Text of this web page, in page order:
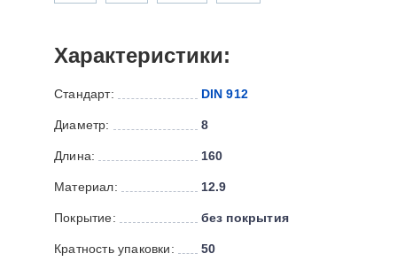
Характеристики:
Стандарт: DIN 912
Диаметр: 8
Длина: 160
Материал: 12.9
Покрытие: без покрытия
Кратность упаковки: 50